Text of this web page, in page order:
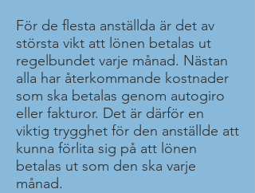
För de flesta anställda är det av
största vikt att lönen betalas ut
regelbundet varje månad. Nästan
alla har återkommande kostnader
som ska betalas genom autogiro
eller fakturor. Det är därför en
viktig trygghet för den anställde att
kunna förlita sig på att lönen
betalas ut som den ska varje
månad.